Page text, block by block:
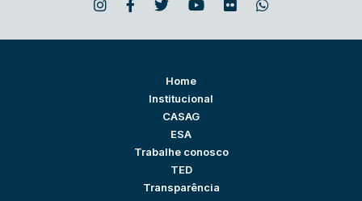
Home
Institucional
CASAG
ESA
Trabalhe conosco
TED
Transparência